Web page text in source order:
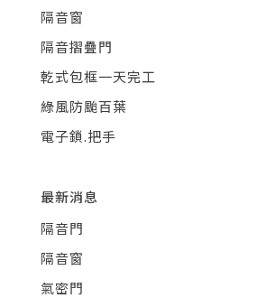
隔音窗
隔音摺疊門
乾式包框一天完工
綠風防颱百葉
電子鎖.把手
最新消息
隔音門
隔音窗
氣密門